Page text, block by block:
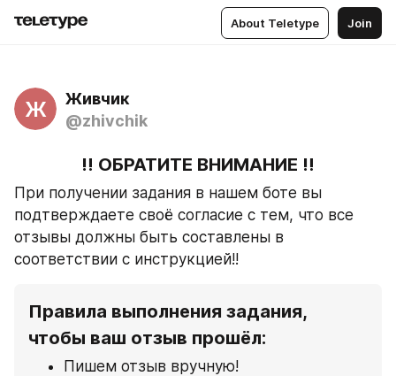
About Teletype Join
Ж
Живчик
@zhivchik
‼️ ОБРАТИТЕ ВНИМАНИЕ ‼️
При получении задания в нашем боте вы
подтверждаете своё согласие с тем, что все
отзывы должны быть составлены в
соответствии с инструкцией!!
Правила выполнения задания,
чтобы ваш отзыв прошёл:
Пишем отзыв вручную!